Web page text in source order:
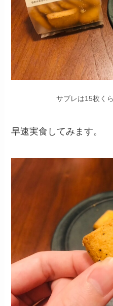
サブレは15枚く
早速実食してみます。